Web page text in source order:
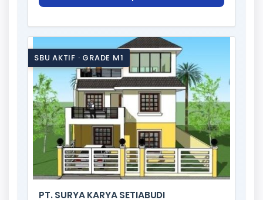
SBU AKTIF · GRADE M1
PT. SURYA KARYA SETIABUDI